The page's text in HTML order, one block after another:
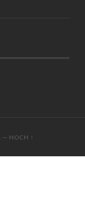
— HOCH ↑